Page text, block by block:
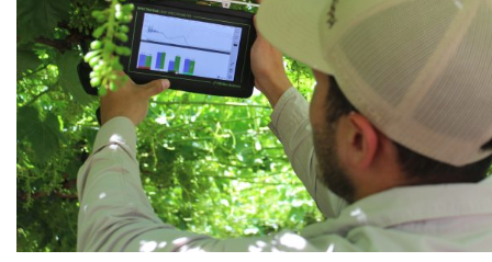
inteligencia
artificial,
claves
en
el
ahorro
de
agua
y
fertilizantes
en